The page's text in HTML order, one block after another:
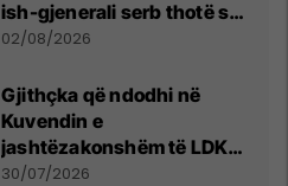
ish-gjenerali serb thotë se
dikush e tradhtoi në
02/08/2026
Gjithçka që ndodhi në
Kuvendin e
jashtëzakonshëm të LDK-
së
30/07/2026